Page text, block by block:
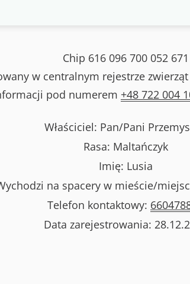
Chip 616 096 700 052 671
w centralnym rejestrze
pod numerem +48 722 004
Właściciel: Pan/Pani
Rasa: Maltańczyk
Imię: Lusia
na spacery w mieście/
Telefon kontaktowy:
Data zarejestrowania: